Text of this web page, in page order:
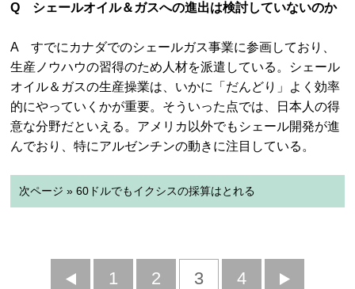
Q シェールオイル＆ガスへの進出は検討していないのか
A すでにカナダでのシェールガス事業に参画しており、
生産ノウハウの習得のため人材を派遣している。シェール
オイル＆ガスの生産操業は、いかに「だんどり」よく効率
的にやっていくかが重要。そういった点では、日本人の得
意な分野だといえる。アメリカ以外でもシェール開発が進
んでおり、特にアルゼンチンの動きに注目している。
次ページ » 60ドルでもイクシスの採算はとれる
前
1 2 3 4